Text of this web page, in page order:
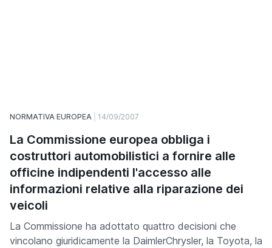
NORMATIVA EUROPEA 14/09/2007
La Commissione europea obbliga i
costruttori automobilistici a fornire alle
officine indipendenti l'accesso alle
informazioni relative alla riparazione dei
veicoli
La Commissione ha adottato quattro decisioni che
vincolano giuridicamente la DaimlerChrysler, la Toyota, la